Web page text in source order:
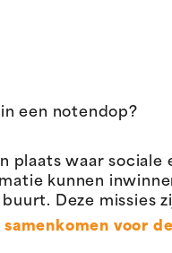
in een notendop?
plaats waar
kunnen
Deze
samenkomen voor